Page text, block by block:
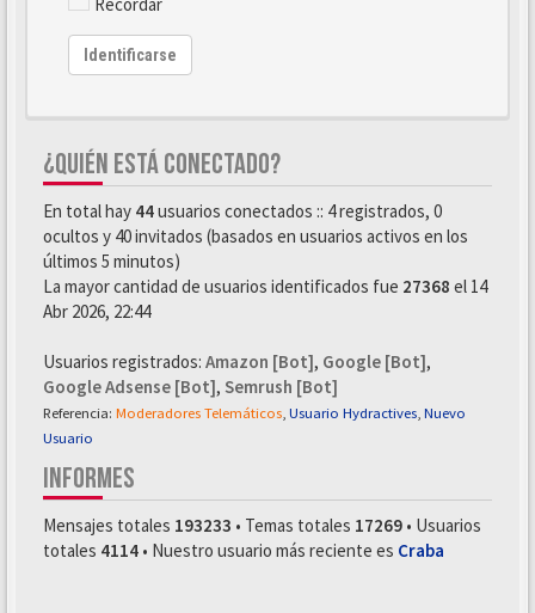
Identificarse
¿QUIÉN ESTÁ CONECTADO?
En total hay 44usuarios conectados :: 4 registrados, 0
ocultos y 40 invitados (basados en usuarios activos en los
últimos 5 minutos)
La mayor cantidad de usuarios identificados fue 27368 el 14
Abr 2026, 22:44
Usuarios registrados: Amazon [Bot], Google [Bot],
Google Adsense [Bot], Semrush [Bot]
Referencia: Moderadores Telemáticos Usuario Hydractives Nuevo
Usuario
INFORMES
Mensajes totales 193233 • Temas totales 17269 • Usuarios
totales 4114 • Nuestro usuario más reciente es Craba